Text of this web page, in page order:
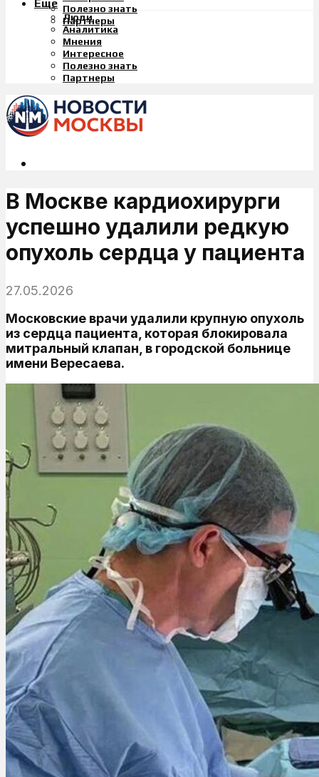
Полезно знать
Партнеры
Еще
Люди
Аналитика
Мнения
Интересное
Полезно знать
Партнеры
В Москве кардиохирурги
успешно удалили редкую
опухоль сердца у пациента
27.05.2026
Московские врачи удалили крупную опухоль
из сердца пациента, которая блокировала
митральный клапан, в городской больнице
имени Вересаева.